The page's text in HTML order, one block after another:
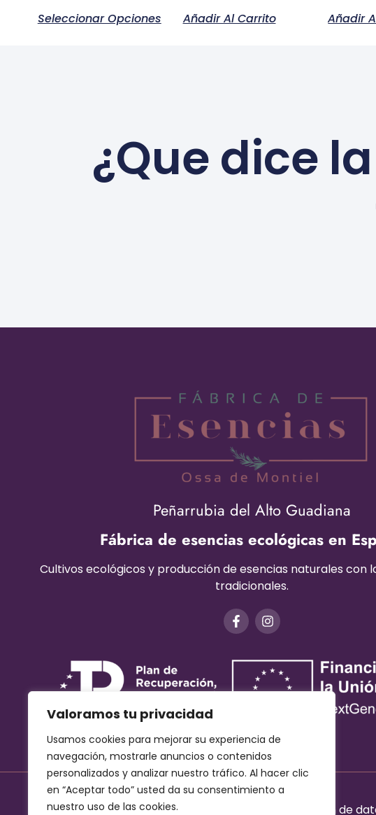
Valoramos tu privacidad
Usamos cookies para mejorar su experiencia de
navegación, mostrarle anuncios o contenidos
personalizados y analizar nuestro tráfico. Al hacer clic
en “Aceptar todo” usted da su consentimiento a
nuestro uso de las cookies.
Seleccionar Opciones Añadir Al Carrito Añadir
¿Que dice
Peñarrubia del Alto Guadiana
Fábrica de esencias ecológicas en
Cultivos ecológicos y producción de esencias naturales con
tradicionales.
Aviso Legal –Términos y condiciones Protección de